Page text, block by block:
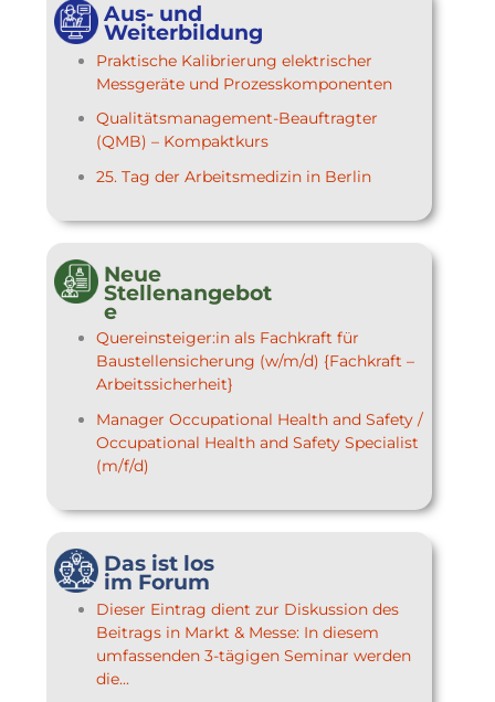
Aus- und
Weiterbildung
Praktische Kalibrierung elektrischer
Messgeräte und Prozesskomponenten
Qualitätsmanagement-Beauftragter
(QMB) – Kompaktkurs
25. Tag der Arbeitsmedizin in Berlin
Neue
Stellenangebot
e
Quereinsteiger:in als Fachkraft für
Baustellensicherung (w/m/d) {Fachkraft –
Arbeitssicherheit}
Manager Occupational Health and Safety /
Occupational Health and Safety Specialist
(m/f/d)
Das ist los
im Forum
Dieser Eintrag dient zur Diskussion des
Beitrags in Markt & Messe: In diesem
umfassenden 3-tägigen Seminar werden
die...